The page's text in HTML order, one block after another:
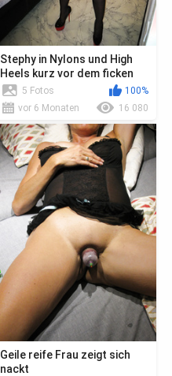
Stephy in Nylons und High
Heels kurz vor dem ficken
5 Fotos
100%
vor 6 Monaten
16 080
Geile reife Frau zeigt sich
nackt